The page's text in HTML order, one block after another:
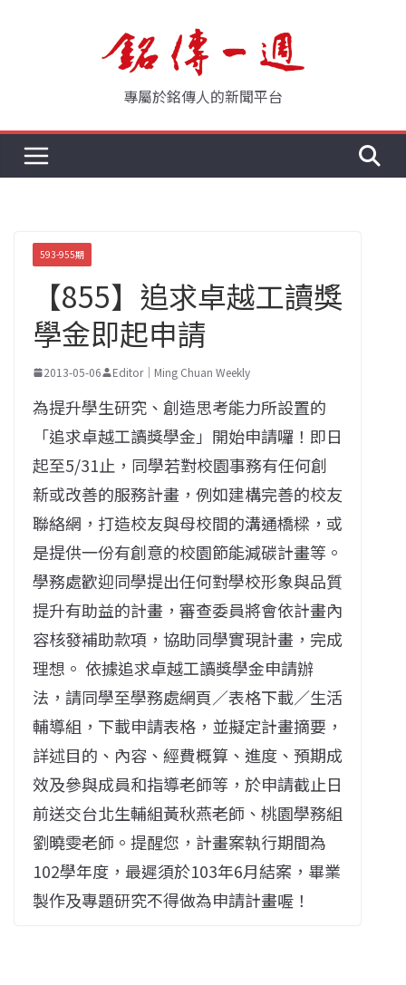
專屬於銘傳人的新聞平台
593-955期
【855】追求卓越工讀獎
學金即起申請
2013-05-06 Editor｜Ming Chuan Weekly
為提升學生研究、創造思考能力所設置的
「追求卓越工讀獎學金」開始申請囉！即日
起至5/31止，同學若對校園事務有任何創
新或改善的服務計畫，例如建構完善的校友
聯絡網，打造校友與母校間的溝通橋樑，或
是提供一份有創意的校園節能減碳計畫等。
學務處歡迎同學提出任何對學校形象與品質
提升有助益的計畫，審查委員將會依計畫內
容核發補助款項，協助同學實現計畫，完成
理想。 依據追求卓越工讀獎學金申請辦
法，請同學至學務處網頁／表格下載／生活
輔導組，下載申請表格，並擬定計畫摘要，
詳述目的、內容、經費概算、進度、預期成
效及參與成員和指導老師等，於申請截止日
前送交台北生輔組黃秋燕老師、桃園學務組
劉曉雯老師。提醒您，計畫案執行期間為
102學年度，最遲須於103年6月結案，畢業
製作及專題研究不得做為申請計畫喔！